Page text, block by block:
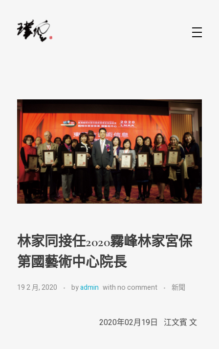
林家同接任2020霧峰林家宮保
第國藝術中心院長
19 2 月, 2020 byadmin withno comment 新聞
2020年02月19日 江文賓 文